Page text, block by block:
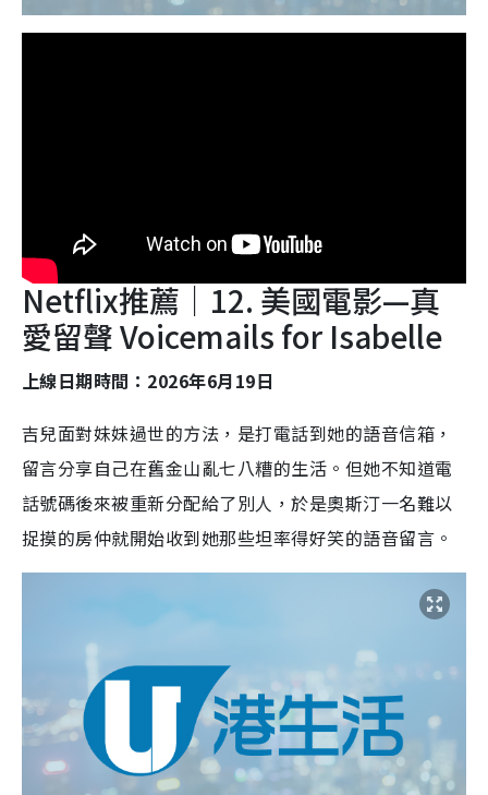
Netflix推薦｜12. 美國電影—真
愛留聲 Voicemails for Isabelle
上線日期時間：2026年6月19日
吉兒面對妹妹過世的方法，是打電話到她的語音信箱，
留言分享自己在舊金山亂七八糟的生活。但她不知道電
話號碼後來被重新分配給了別人，於是奧斯汀一名難以
捉摸的房仲就開始收到她那些坦率得好笑的語音留言。